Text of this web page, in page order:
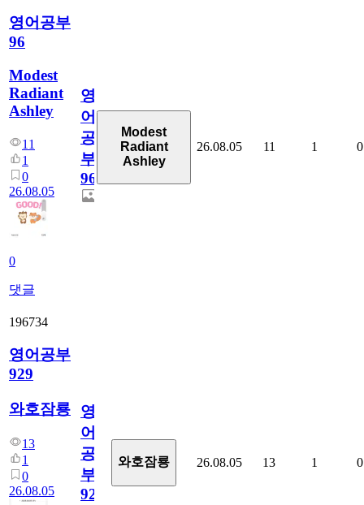
영어공부
96
Modest
Radiant
Ashley
11
1
0
26.08.05
0
댓글
영
어
공
부
96
Modest
Radiant
Ashley
26.08.05 11 1 0
196734
영어공부
929
와호잠룡
13
1
0
26.08.05
영
어
공
부
929
와호잠룡 26.08.05 13 1 0